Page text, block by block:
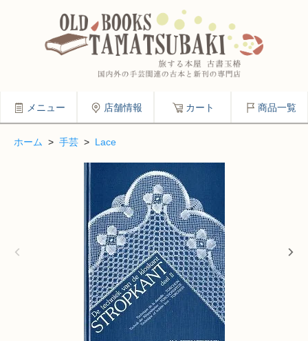
メニュー 店舗情報 カート 商品一覧
ホーム > 手芸 > Lace